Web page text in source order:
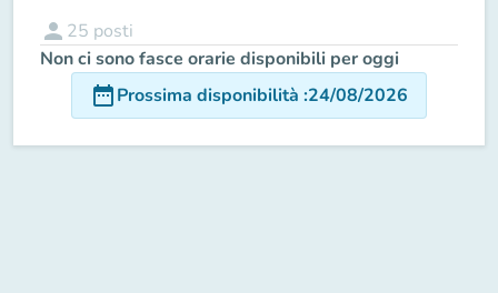
person 25 posti
Non ci sono fasce orarie disponibili per oggi
date_rangeProssima disponibilità :24/08/2026